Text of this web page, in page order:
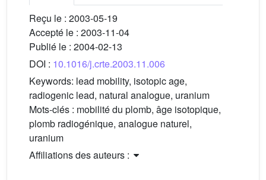
Reçu le : 2003-05-19
Accepté le : 2003-11-04
Publié le : 2004-02-13
DOI : 10.1016/j.crte.2003.11.006
Keywords: lead mobility, isotopic age,
radiogenic lead, natural analogue, uranium
Mots-clés : mobilité du plomb, âge isotopique,
plomb radiogénique, analogue naturel,
uranium
Affiliations des auteurs :